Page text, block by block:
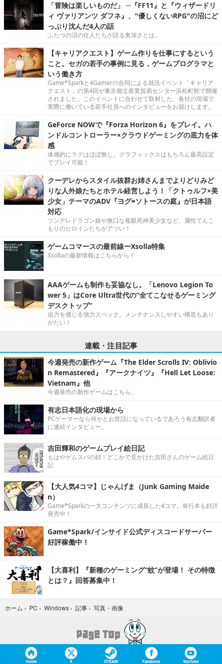
「冒険は楽しいものだ」 ─『FF11』と『ウィザードリ
ィ ヴァリアンツ ダフネ』、"優しくないRPG"の沼にど
っぷり沈んだ4人の話
ふたつの沼の住人たちが語る奥深さとは。
【キャリアクエスト】ゲーム作りを仕事にするという
こと。セガの若手の事例に見る，ゲームプログラマと
いう働き方
Game*Sparkと4Gamerの合同による就活イベント「キャリア
クエスト」の第4回が東京都立産業貿易センター浜松町館で開催
されました。このイベントに合わせて取材した、各社の現場で
実際に働いている若手社員へのインタビューをお届けします。
GeForce NOWで『Forza Horizon 6』をプレイ。ハ
ンドルコントローラー×クラウドゲーミングの底力を体
感
体感的にラグはほぼ無し。グラフィックスはもちろん最高設定
でプレイ可能！
クーデレからスタイル抜群お姉さんまでよりどりみど
りな人外娘たちとホテル経営しよう！「クトゥルフ×美
少女」テーマのADV『ヨグ=ソトースの庭』が日本語
対応
ツンデレドラゴン娘や無口な複眼死神美少女など、属性てんこ
もりのヒロインたちがアツい！
ゲームコマースの最前線ーXsolla特集
Xsollaの最新情報はこちらから！
AAAゲームも制作も妥協なし。「Lenovo Legion To
wer 5」はCore Ultra世代の“全てこなせるゲーミング
デスクトップ”
迫力を感じる強力スペック。メンテナンスしやすい構造もあり
がたい！
連載・注目記事
今週発売の新作ゲーム『The Elder Scrolls IV: Oblivio
n Remastered』『アークナイツ』『Hell Let Loose:
Vietnam』他
今週発売の新作ゲームはこちら。
有志日本語化の現場から
PCゲーマーなら何かとお世話になっているであろう有志翻訳者
に連続インタビュー。
吉田輝和のゲームプレイ絵日記
もはやゲムスパの顔！どこかで見かけた吉田さんのゲーム絵日
記
【大人気4コマ】じゃんげま（Junk Gaming Maide
n）
Game*Sparkの一大コンテンツに成長した4コマ。単行本も好評
発売中！
Game*Spark/インサイド公式ディスコードサーバー
好評稼働中！
【大喜利】『新種のゲーミング“蚊”が登場！ その特徴
とは？』回答募集中！
ホーム › PC › Windows › 記事 › 写真・画像
Home X STEAM Facebook YouTube